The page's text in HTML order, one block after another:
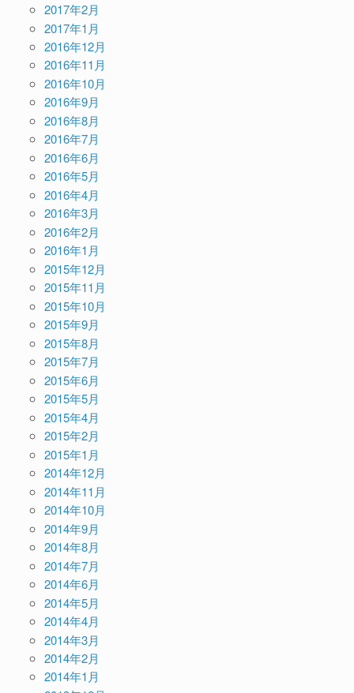
2017年2月
2017年1月
2016年12月
2016年11月
2016年10月
2016年9月
2016年8月
2016年7月
2016年6月
2016年5月
2016年4月
2016年3月
2016年2月
2016年1月
2015年12月
2015年11月
2015年10月
2015年9月
2015年8月
2015年7月
2015年6月
2015年5月
2015年4月
2015年2月
2015年1月
2014年12月
2014年11月
2014年10月
2014年9月
2014年8月
2014年7月
2014年6月
2014年5月
2014年4月
2014年3月
2014年2月
2014年1月